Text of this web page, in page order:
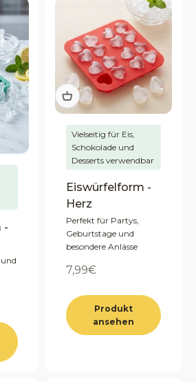
-
Vielseitig für Eis,
Schokolade und
Desserts verwendbar
Eiswürfelform -
Herz
Perfekt für Partys,
Geburtstage und
besondere Anlässe
Angebot
7,99€
Produkt
ansehen